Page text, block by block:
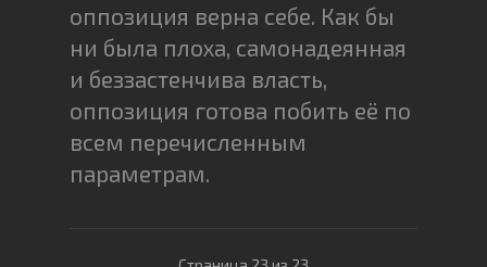
оппозиция верна себе. Как бы
ни была плоха, самонадеянная
и беззастенчива власть,
оппозиция готова побить её по
всем перечисленным
параметрам.